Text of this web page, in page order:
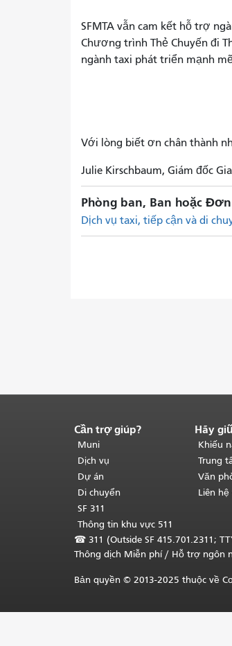
SFMTA vẫn cam kết hỗ trợ
Chương trình Thẻ Chuyến đi
ngành taxi phát triển mạnh
Với lòng biết ơn chân thành
Julie Kirschbaum, Giám đốc
Phòng ban, Ban hoặc
Dịch vụ taxi, tiếp cận và di
Kết
thúc
nội
dung
trang.Phần
còn
trang
này
được
Cần trợ giúp?
Muni
Dịch vụ
Dự án
Di chuyển
SF 311
Thông tin khu vực 511
Hãy
Khiếu
Trung
Văn
Liên
☎ 311 (Outside SF 415.701.2311;
Thông dịch Miễn phí/ Hỗ trợ ngôn
Bản quyền © 2013-2025 thuộc về